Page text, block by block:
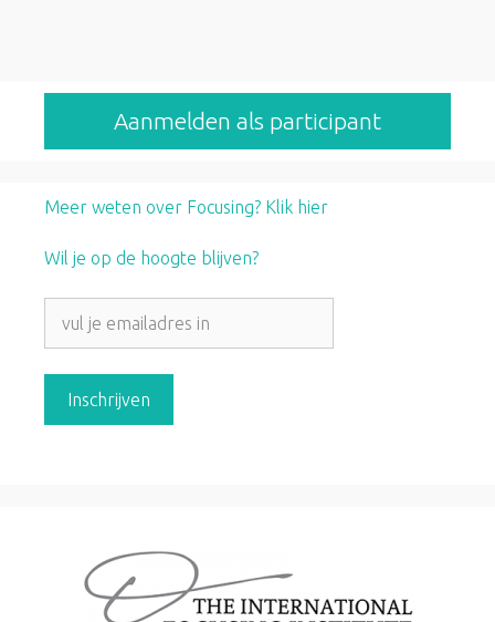
Aanmelden als participant
Meer weten over Focusing? Klik hier
Wil je op de hoogte blijven?